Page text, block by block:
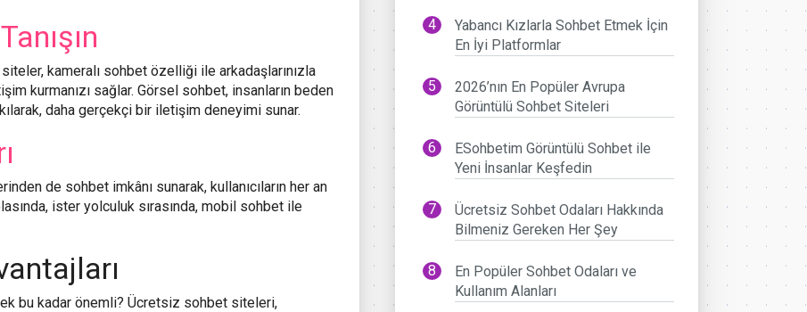
kameralı sohbet özelliği ile arkadaşlarınızla
kurmanızı sağlar. Görsel sohbet, insanların beden
daha gerçekçi bir iletişim deneyimi sunar.
de sohbet imkânı sunarak, kullanıcıların her an
ister yolculuk sırasında, mobil sohbet ile
bu kadar önemli? Ücretsiz sohbet siteleri,
Yabancı Kızlarla Sohbet Etmek İçin
En İyi Platformlar
2026’nın En Popüler Avrupa
Görüntülü Sohbet Siteleri
ESohbetim Görüntülü Sohbet ile
Yeni İnsanlar Keşfedin
Ücretsiz Sohbet Odaları Hakkında
Bilmeniz Gereken Her Şey
En Popüler Sohbet Odaları ve
Kullanım Alanları